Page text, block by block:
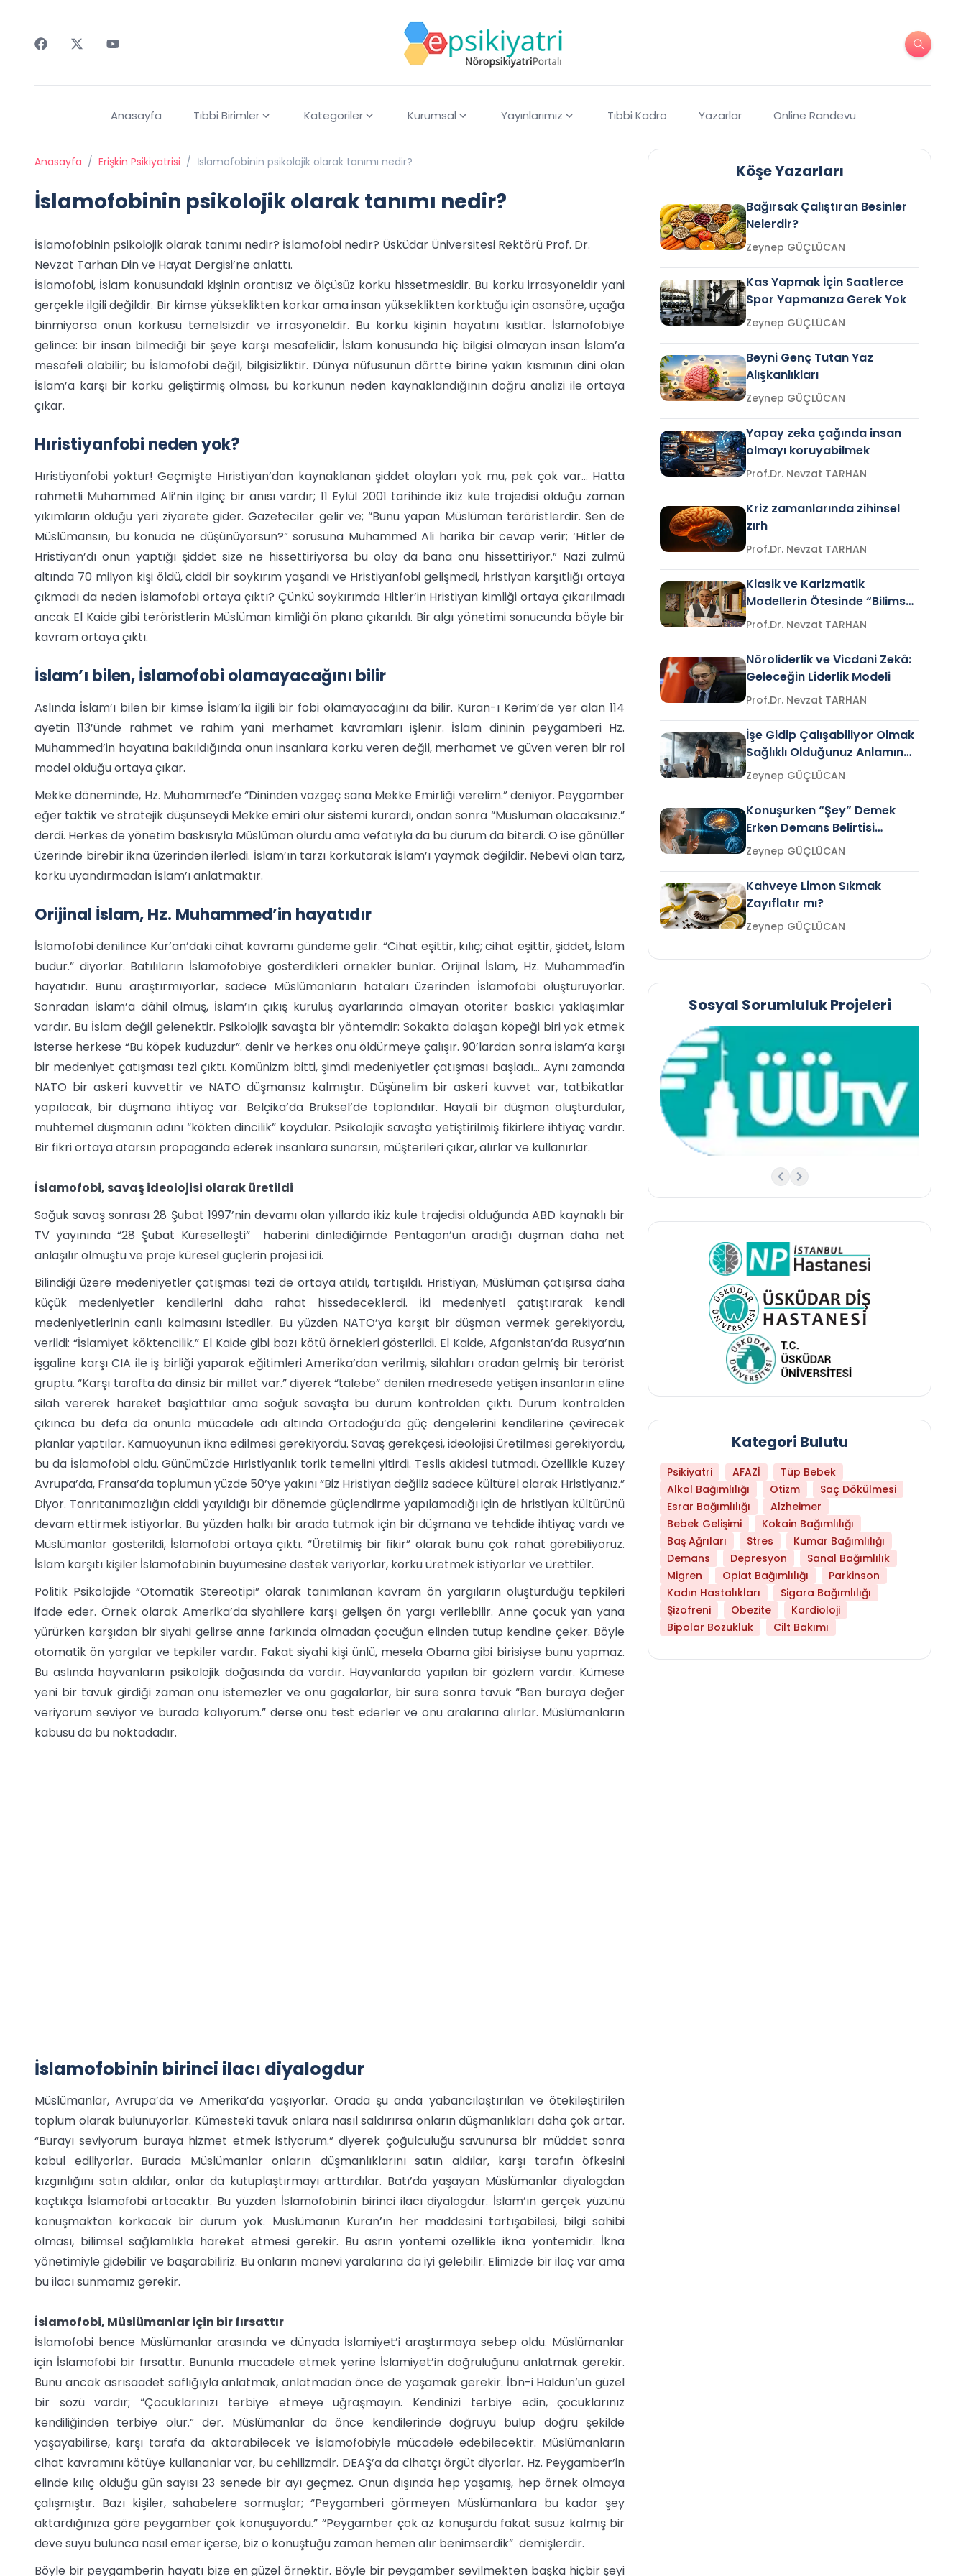
Anasayfa Tıbbi Birimler Kategoriler Kurumsal Yayınlarımız Tıbbi Kadro Yazarlar Online Randevu
Anasayfa / Erişkin Psikiyatrisi / İslamofobinin psikolojik olarak tanımı nedir?
İslamofobinin psikolojik olarak tanımı nedir?
İslamofobinin psikolojik olarak tanımı nedir? İslamofobi nedir? Üsküdar Üniversitesi Rektörü Prof. Dr.
Nevzat Tarhan Din ve Hayat Dergisi’ne anlattı.
İslamofobi, İslam konusundaki kişinin orantısız ve ölçüsüz korku hissetmesidir. Bu korku irrasyoneldir yani
gerçekle ilgili değildir. Bir kimse yükseklikten korkar ama insan yükseklikten korktuğu için asansöre, uçağa
binmiyorsa onun korkusu temelsizdir ve irrasyoneldir. Bu korku kişinin hayatını kısıtlar. İslamofobiye
gelince: bir insan bilmediği bir şeye karşı mesafelidir, İslam konusunda hiç bilgisi olmayan insan İslam’a
mesafeli olabilir; bu İslamofobi değil, bilgisizliktir. Dünya nüfusunun dörtte birine yakın kısmının dini olan
İslam’a karşı bir korku geliştirmiş olması, bu korkunun neden kaynaklandığının doğru analizi ile ortaya
çıkar.
Hıristiyanfobi neden yok?
Hıristiyanfobi yoktur! Geçmişte Hıristiyan’dan kaynaklanan şiddet olayları yok mu, pek çok var… Hatta
rahmetli Muhammed Ali’nin ilginç bir anısı vardır; 11 Eylül 2001 tarihinde ikiz kule trajedisi olduğu zaman
yıkımların olduğu yeri ziyarete gider. Gazeteciler gelir ve; “Bunu yapan Müslüman teröristlerdir. Sen de
Müslümansın, bu konuda ne düşünüyorsun?” sorusuna Muhammed Ali harika bir cevap verir; ‘Hitler de
Hristiyan’dı onun yaptığı şiddet size ne hissettiriyorsa bu olay da bana onu hissettiriyor.” Nazi zulmü
altında 70 milyon kişi öldü, ciddi bir soykırım yaşandı ve Hristiyanfobi gelişmedi, hristiyan karşıtlığı ortaya
çıkmadı da neden İslamofobi ortaya çıktı? Çünkü soykırımda Hitler’in Hristiyan kimliği ortaya çıkarılmadı
ancak El Kaide gibi teröristlerin Müslüman kimliği ön plana çıkarıldı. Bir algı yönetimi sonucunda böyle bir
kavram ortaya çıktı.
İslam’ı bilen, İslamofobi olamayacağını bilir
Aslında İslam’ı bilen bir kimse İslam’la ilgili bir fobi olamayacağını da bilir. Kuran-ı Kerim’de yer alan 114
ayetin 113’ünde rahmet ve rahim yani merhamet kavramları işlenir. İslam dininin peygamberi Hz.
Muhammed’in hayatına bakıldığında onun insanlara korku veren değil, merhamet ve güven veren bir rol
model olduğu ortaya çıkar.
Mekke döneminde, Hz. Muhammed’e “Dininden vazgeç sana Mekke Emirliği verelim.” deniyor. Peygamber
eğer taktik ve stratejik düşünseydi Mekke emiri olur sistemi kurardı, ondan sonra “Müslüman olacaksınız.”
derdi. Herkes de yönetim baskısıyla Müslüman olurdu ama vefatıyla da bu durum da biterdi. O ise gönüller
üzerinde birebir ikna üzerinden ilerledi. İslam’ın tarzı korkutarak İslam’ı yaymak değildir. Nebevi olan tarz,
korku uyandırmadan İslam’ı anlatmaktır.
Orijinal İslam, Hz. Muhammed’in hayatıdır
İslamofobi denilince Kur’an’daki cihat kavramı gündeme gelir. “Cihat eşittir, kılıç; cihat eşittir, şiddet, İslam
budur.” diyorlar. Batılıların İslamofobiye gösterdikleri örnekler bunlar. Orijinal İslam, Hz. Muhammed’in
hayatıdır. Bunu araştırmıyorlar, sadece Müslümanların hataları üzerinden İslamofobi oluşturuyorlar.
Sonradan İslam’a dâhil olmuş, İslam’ın çıkış kuruluş ayarlarında olmayan otoriter baskıcı yaklaşımlar
vardır. Bu İslam değil gelenektir. Psikolojik savaşta bir yöntemdir: Sokakta dolaşan köpeği biri yok etmek
isterse herkese “Bu köpek kuduzdur”. denir ve herkes onu öldürmeye çalışır. 90’lardan sonra İslam’a karşı
bir medeniyet çatışması tezi çıktı. Komünizm bitti, şimdi medeniyetler çatışması başladı… Aynı zamanda
NATO bir askeri kuvvettir ve NATO düşmansız kalmıştır. Düşünelim bir askeri kuvvet var, tatbikatlar
yapılacak, bir düşmana ihtiyaç var. Belçika’da Brüksel’de toplandılar. Hayali bir düşman oluşturdular,
muhtemel düşmanın adını “kökten dincilik” koydular. Psikolojik savaşta yetiştirilmiş fikirlere ihtiyaç vardır.
Bir fikri ortaya atarsın propaganda ederek insanlara sunarsın, müşterileri çıkar, alırlar ve kullanırlar.
İslamofobi, savaş ideolojisi olarak üretildi
Soğuk savaş sonrası 28 Şubat 1997’nin devamı olan yıllarda ikiz kule trajedisi olduğunda ABD kaynaklı bir
TV yayınında “28 Şubat Küreselleşti” haberini dinlediğimde Pentagon’un aradığı düşman daha net
anlaşılır olmuştu ve proje küresel güçlerin projesi idi.
Bilindiği üzere medeniyetler çatışması tezi de ortaya atıldı, tartışıldı. Hristiyan, Müslüman çatışırsa daha
küçük medeniyetler kendilerini daha rahat hissedeceklerdi. İki medeniyeti çatıştırarak kendi
medeniyetlerinin canlı kalmasını istediler. Bu yüzden NATO’ya karşıt bir düşman vermek gerekiyordu,
verildi: “İslamiyet köktencilik.” El Kaide gibi bazı kötü örnekleri gösterildi. El Kaide, Afganistan’da Rusya’nın
işgaline karşı CIA ile iş birliği yaparak eğitimleri Amerika’dan verilmiş, silahları oradan gelmiş bir terörist
gruptu. “Karşı tarafta da dinsiz bir millet var.” diyerek “talebe” denilen medresede yetişen insanların eline
silah vererek hareket başlattılar ama soğuk savaşta bu durum kontrolden çıktı. Durum kontrolden
çıkınca bu defa da onunla mücadele adı altında Ortadoğu’da güç dengelerini kendilerine çevirecek
planlar yaptılar. Kamuoyunun ikna edilmesi gerekiyordu. Savaş gerekçesi, ideolojisi üretilmesi gerekiyordu,
bu da İslamofobi oldu. Günümüzde Hıristiyanlık torik temelini yitirdi. Teslis akidesi tutmadı. Özellikle Kuzey
Avrupa’da, Fransa’da toplumun yüzde 50’ye yakını “Biz Hristiyan değiliz sadece kültürel olarak Hristiyanız.”
Diyor. Tanrıtanımazlığın ciddi yayıldığı bir dönemde güçlendirme yapılamadığı için de hristiyan kültürünü
devam ettirmek istiyorlar. Bu yüzden halkı bir arada tutmak için bir düşmana ve tehdide ihtiyaç vardı ve
Müslümanlar gösterildi, İslamofobi ortaya çıktı. “Üretilmiş bir fikir” olarak bunu çok rahat görebiliyoruz.
İslam karşıtı kişiler İslamofobinin büyümesine destek veriyorlar, korku üretmek istiyorlar ve ürettiler.
Politik Psikolojide “Otomatik Stereotipi” olarak tanımlanan kavram ön yargıların oluşturduğu tepkileri
ifade eder. Örnek olarak Amerika’da siyahilere karşı gelişen ön yargı verilebilir. Anne çocuk yan yana
yürürken karşıdan bir siyahi gelirse anne farkında olmadan çocuğun elinden tutup kendine çeker. Böyle
otomatik ön yargılar ve tepkiler vardır. Fakat siyahi kişi ünlü, mesela Obama gibi birisiyse bunu yapmaz.
Bu aslında hayvanların psikolojik doğasında da vardır. Hayvanlarda yapılan bir gözlem vardır. Kümese
yeni bir tavuk girdiği zaman onu istemezler ve onu gagalarlar, bir süre sonra tavuk “Ben buraya değer
veriyorum seviyor ve burada kalıyorum.” derse onu test ederler ve onu aralarına alırlar. Müslümanların
kabusu da bu noktadadır.
İslamofobinin birinci ilacı diyalogdur
Müslümanlar, Avrupa’da ve Amerika’da yaşıyorlar. Orada şu anda yabancılaştırılan ve ötekileştirilen
toplum olarak bulunuyorlar. Kümesteki tavuk onlara nasıl saldırırsa onların düşmanlıkları daha çok artar.
“Burayı seviyorum buraya hizmet etmek istiyorum.” diyerek çoğulculuğu savunursa bir müddet sonra
kabul ediliyorlar. Burada Müslümanlar onların düşmanlıklarını satın aldılar, karşı tarafın öfkesini
kızgınlığını satın aldılar, onlar da kutuplaştırmayı arttırdılar. Batı’da yaşayan Müslümanlar diyalogdan
kaçtıkça İslamofobi artacaktır. Bu yüzden İslamofobinin birinci ilacı diyalogdur. İslam’ın gerçek yüzünü
konuşmaktan korkacak bir durum yok. Müslümanın Kuran’ın her maddesini tartışabilesi, bilgi sahibi
olması, bilimsel sağlamlıkla hareket etmesi gerekir. Bu asrın yöntemi özellikle ikna yöntemidir. İkna
yönetimiyle gidebilir ve başarabiliriz. Bu onların manevi yaralarına da iyi gelebilir. Elimizde bir ilaç var ama
bu ilacı sunmamız gerekir.
İslamofobi, Müslümanlar için bir fırsattır
İslamofobi bence Müslümanlar arasında ve dünyada İslamiyet’i araştırmaya sebep oldu. Müslümanlar
için İslamofobi bir fırsattır. Bununla mücadele etmek yerine İslamiyet’in doğruluğunu anlatmak gerekir.
Bunu ancak asrısaadet saflığıyla anlatmak, anlatmadan önce de yaşamak gerekir. İbn-i Haldun’un güzel
bir sözü vardır; “Çocuklarınızı terbiye etmeye uğraşmayın. Kendinizi terbiye edin, çocuklarınız
kendiliğinden terbiye olur.” der. Müslümanlar da önce kendilerinde doğruyu bulup doğru şekilde
yaşayabilirse, karşı tarafa da aktarabilecek ve İslamofobiyle mücadele edebilecektir. Müslümanların
cihat kavramını kötüye kullananlar var, bu cehilizmdir. DEAŞ’a da cihatçı örgüt diyorlar. Hz. Peygamber’in
elinde kılıç olduğu gün sayısı 23 senede bir ayı geçmez. Onun dışında hep yaşamış, hep örnek olmaya
çalışmıştır. Bazı kişiler, sahabelere sormuşlar; “Peygamberi görmeyen Müslümanlara bu kadar şey
aktardığınıza göre peygamber çok konuşuyordu.” “Peygamber çok az konuşurdu fakat susuz kalmış bir
deve suyu bulunca nasıl emer içerse, biz o konuştuğu zaman hemen alır benimserdik” demişlerdir.
Böyle bir peygamberin hayatı bize en güzel örnektir. Böyle bir peygamber sevilmekten başka hiçbir şeyi
Köşe Yazarları
Bağırsak Çalıştıran Besinler
Nelerdir?
Zeynep GÜÇLÜCAN
Kas Yapmak İçin Saatlerce
Spor Yapmanıza Gerek Yok
Zeynep GÜÇLÜCAN
Beyni Genç Tutan Yaz
Alışkanlıkları
Zeynep GÜÇLÜCAN
Yapay zeka çağında insan
olmayı koruyabilmek
Prof.Dr. Nevzat TARHAN
Kriz zamanlarında zihinsel
zırh
Prof.Dr. Nevzat TARHAN
Klasik ve Karizmatik
Modellerin Ötesinde “Bilimsel
Liderlik”
Prof.Dr. Nevzat TARHAN
Nöroliderlik ve Vicdani Zekâ:
Geleceğin Liderlik Modeli
Prof.Dr. Nevzat TARHAN
İşe Gidip Çalışabiliyor Olmak
Sağlıklı Olduğunuz Anlamına
Gelir mi?Zeynep GÜÇLÜCAN
Konuşurken “Şey” Demek
Erken Demans Belirtisi
Olabilir mi?Zeynep GÜÇLÜCAN
Kahveye Limon Sıkmak
Zayıflatır mı?
Zeynep GÜÇLÜCAN
Sosyal Sorumluluk Projeleri
Kategori Bulutu
Psikiyatri AFAZİ
Tüp Bebek
Alkol Bağımlılığı
Otizm
Saç Dökülmesi
Esrar Bağımlılığı
Alzheimer
Bebek Gelişimi
Kokain Bağımlılığı
Baş Ağrıları
Stres
Kumar Bağımlılığı
Demans
Depresyon
Sanal Bağımlılık
Migren
Opiat Bağımlılığı
Parkinson
Kadın Hastalıkları
Sigara Bağımlılığı
Şizofreni
Obezite
Kardioloji
Bipolar Bozukluk
Cilt Bakımı